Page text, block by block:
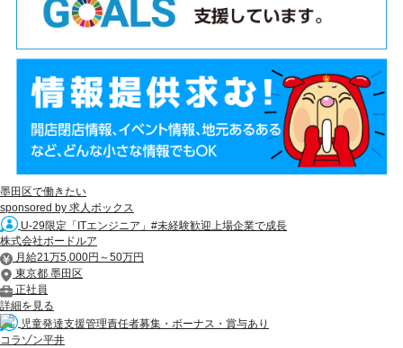
墨田区で働きたい
sponsored by 求人ボックス
U-29限定「ITエンジニア」#未経験歓迎上場企業で成長
株式会社ボードルア
月給21万5,000円～50万円
東京都 墨田区
正社員
詳細を見る
児童発達支援管理責任者募集・ボーナス・賞与あり
コラゾン平井